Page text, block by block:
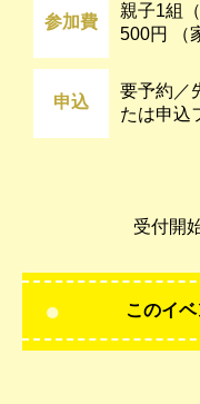
参加費
親子1組
500円 （
申込
要予約／
たは申込
受付開
このイ